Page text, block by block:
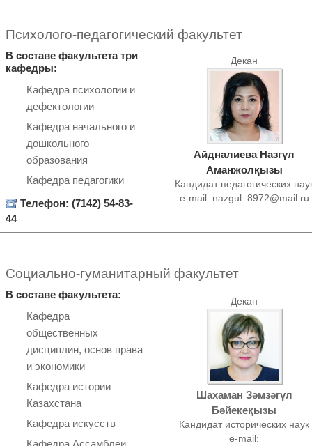
Психолого-педагогический факультет
Декан
Айдналиева Назгүл
Аманжолқызы
Кандидат педагогических
e-mail: nazgul_8972@mail.ru
В составе факультета три
кафедры:
Кафедра психологии и
дефектологии
Кафедра начального и
дошкольного
образования
Кафедра педагогики
Телефон: (7142) 54-83-
44
Социально-гуманитарный факультет
Декан
Шахаман Зәмзәгүл
Бәйекеқызы
Кандидат исторических наук
e-mail:
В составе факультета:
Кафедра
общественных
дисциплин, основ права
и экономики
Кафедра истории
Казахстана
Кафедра искусств